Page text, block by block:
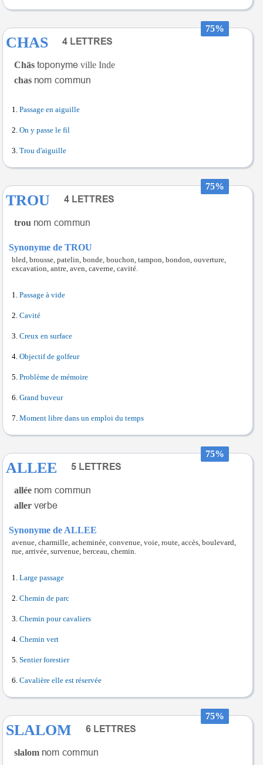
75%
CHAS
Chās
ville Inde
chas
Passage en aiguille
On y passe le fil
Trou d'aiguille
75%
TROU
trou
Synonyme de TROU
bled, brousse, patelin, bonde, bouchon, tampon, bondon, ouverture,
excavation, antre, aven, caverne, cavité.
Passage à vide
Cavité
Creux en surface
Objectif de golfeur
Problème de mémoire
Grand buveur
Moment libre dans un emploi du temps
75%
ALLEE
allée
aller
Synonyme de ALLEE
avenue, charmille, acheminée, convenue, voie, route, accès, boulevard,
rue, arrivée, survenue, berceau, chemin.
Large passage
Chemin de parc
Chemin pour cavaliers
Chemin vert
Sentier forestier
Cavalière elle est réservée
75%
SLALOM
slalom